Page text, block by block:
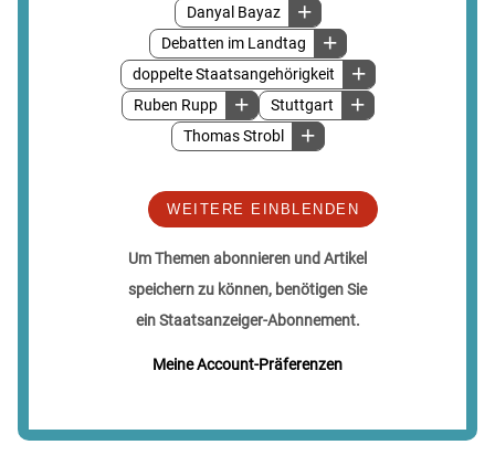
Danyal Bayaz
Debatten im Landtag
doppelte Staatsangehörigkeit
Ruben Rupp
Stuttgart
Thomas Strobl
WEITERE EINBLENDEN
Um Themen abonnieren und Artikel
speichern zu können, benötigen Sie
ein Staatsanzeiger-Abonnement.
Meine Account-Präferenzen